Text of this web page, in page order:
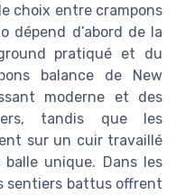
choix entre crampons
dépend d’abord de la
pratiqué et du
balance de New
moderne et des
tandis que les
sur un cuir travaillé
unique. Dans les
sentiers battus offrent